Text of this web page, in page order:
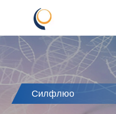
Силфлюо